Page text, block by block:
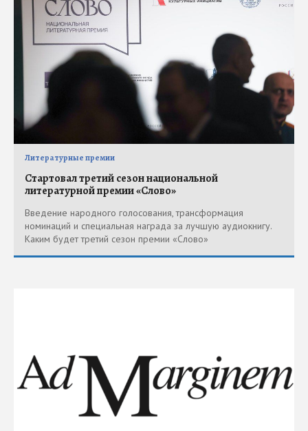
Литературные премии
Стартовал третий сезон национальной
литературной премии «Слово»
Введение народного голосования, трансформация
номинаций и специальная награда за лучшую аудиокнигу.
Каким будет третий сезон премии «Слово»